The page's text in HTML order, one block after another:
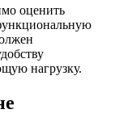
оценить
нагрузку.